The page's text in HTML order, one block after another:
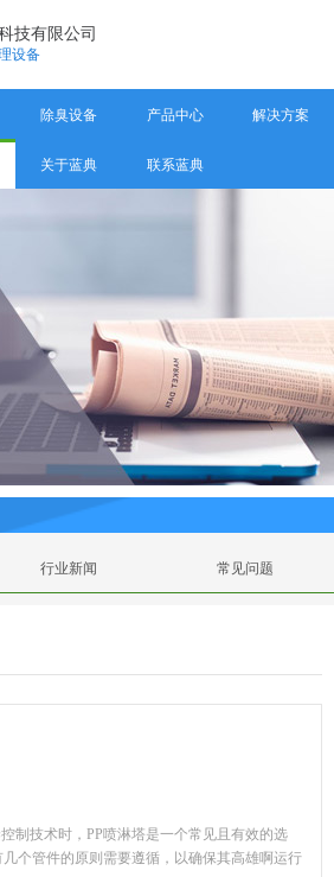
技有限公司
设备
除臭设备 产品中心 解决方案
关于蓝典 联系蓝典
行业新闻 常见问题
制技术时，PP喷淋塔是一个常见且有效的选
个管件的原则需要遵循，以确保其高雄啊运行